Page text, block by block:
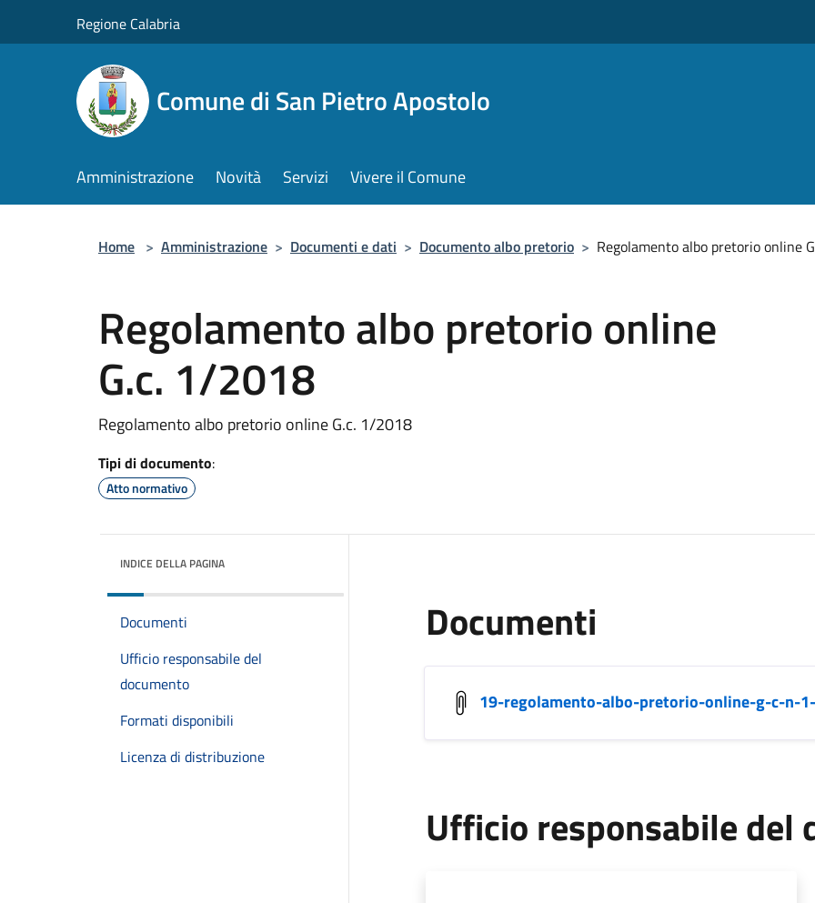
Regione Calabria
Comune di San Pietro Apostolo
Amministrazione Novità Servizi Vivere il Comune
Home > Amministrazione > Documenti e dati > Documento albo pretorio > Regolamento albo pretorio online
Regolamento albo pretorio online
G.c. 1/2018
Regolamento albo pretorio online G.c. 1/2018
Tipi di documento:
Atto normativo
INDICE DELLA PAGINA
Documenti
Ufficio responsabile del
documento
Formati disponibili
Licenza di distribuzione
Documenti
19-regolamento-albo-pretorio-online-g-c-n-
Ufficio responsabile del